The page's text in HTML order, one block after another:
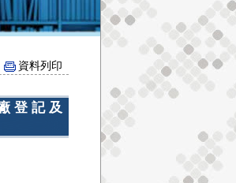
資料列印
登記及